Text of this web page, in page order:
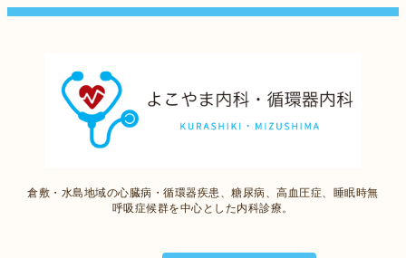
倉敷・水島地域の心臓病・循環器疾患、糖尿病、高血圧症、睡眠時無
呼吸症候群を中心とした内科診療。